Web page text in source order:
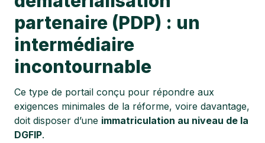
partenaire (PDP) : un
intermédiaire
incontournable
Ce type de portail conçu pour répondre aux
exigences minimales de la réforme, voire davantage,
doit disposer d’une immatriculation au niveau de la
DGFIP.